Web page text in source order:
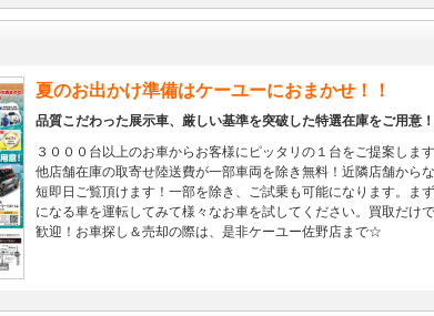
夏のお出かけ準備はケーユーにおまかせ！！
品質こだわった展示車、厳しい基準を突破した特選在庫をご用意！
３０００台以上のお車からお客様にピッタリの１台をご提案します
他店舗在庫の取寄せ陸送費が一部車両を除き無料！近隣店舗から
短即日ご覧頂けます！一部を除き、ご試乗も可能になります。ま
になる車を運転してみて様々なお車を試してください。買取だけ
歓迎！お車探し＆売却の際は、是非ケーユー佐野店まで☆